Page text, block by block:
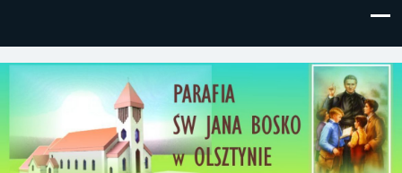
Parafia św, Jana Bosko w
Olsztynie
Gutkowo, ul. Żółkiewskiego 1